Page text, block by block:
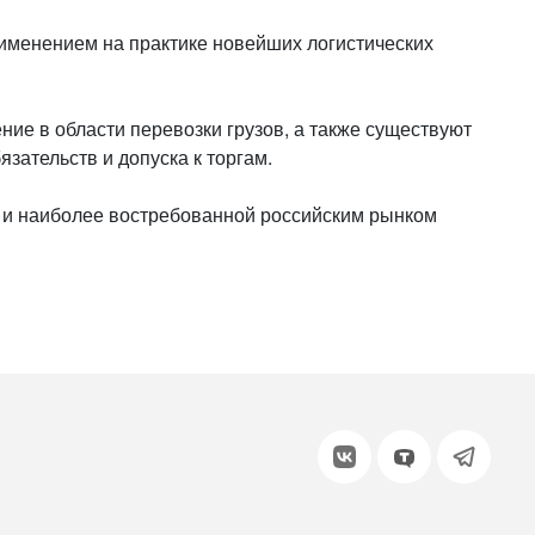
на практике новейших логистических
в области перевозки грузов, а также существуют
и допуска к торгам.
наиболее востребованной российским рынком